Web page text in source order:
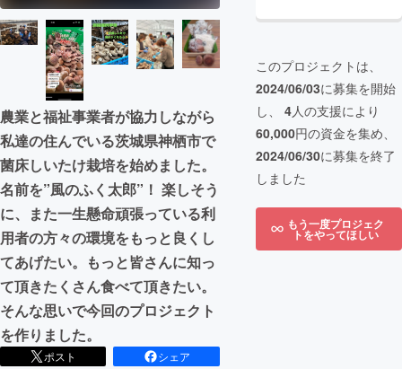
農業と福祉事業者が協力しながら
私達の住んでいる茨城県神栖市で
菌床しいたけ栽培を始めました。
名前を”風のふく太郎”！ 楽しそう
に、また一生懸命頑張っている利
用者の方々の環境をもっと良くし
てあげたい。もっと皆さんに知っ
て頂きたくさん食べて頂きたい。
そんな思いで今回のプロジェクト
を作りました。
ポスト
シェア
このプロジェクトは、
2024/06/03に募集を開始
し、 4人の支援により
60,000円の資金を集め、
2024/06/30に募集を終了
しました
もう一度プロジェク
トをやってほしい